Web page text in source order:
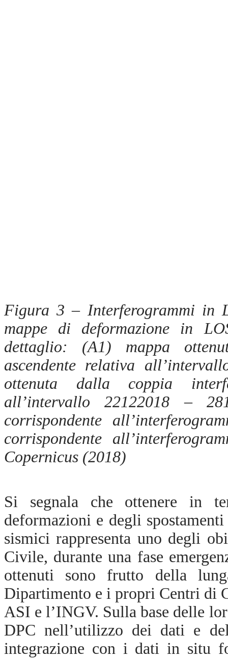
Figura 3 – Interferogrammi in
mappe di deformazione in
dettaglio: (A1 ) mappa
ascendente relativa
ottenuta dalla coppia
all’intervallo 22122018 –
corrispondente
corrispondente
Copernicus (2018)
Si segnala che ottenere in
deformazioni e degli
sismici rappresenta uno degli
Civile, durante una fase
ottenuti sono frutto della
Dipartimento e i propri Centri di
ASI e l’INGV. Sulla base delle
DPC nell’utilizzo dei dati e
integrazione con i dati in situ